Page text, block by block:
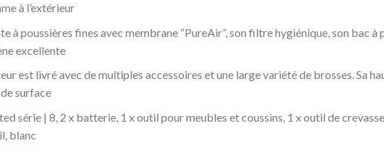
à l’extérieur
à poussières fines avec membrane “PureAir”, son filtre hygiénique, son bac à
excellente
est livré avec de multiples accessoires et une large variété de brosses. Sa
surface
série | 8, 2 x batterie, 1 x outil pour meubles et coussins, 1 x outil de
blanc